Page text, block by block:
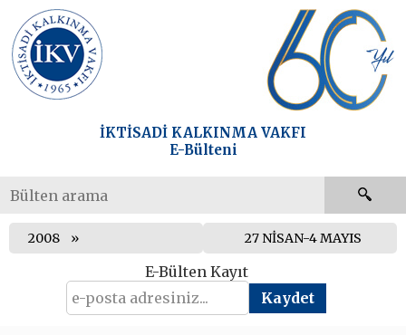
İKTİSADİ KALKINMA VAKFI
E-Bülteni
2008 27 NİSAN-4 MAYIS
E-Bülten Kayıt